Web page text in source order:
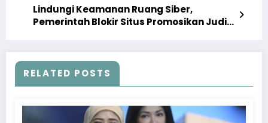
Lindungi Keamanan Ruang Siber,
Pemerintah Blokir Situs Promosikan Judi
RELATED POSTS